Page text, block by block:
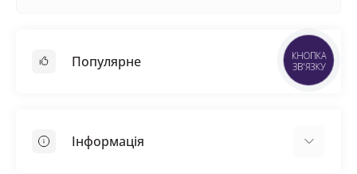
Популярне
Самовирівнююча суміш
Інформація
КНОПКА
ЗВ'ЯЗКУ